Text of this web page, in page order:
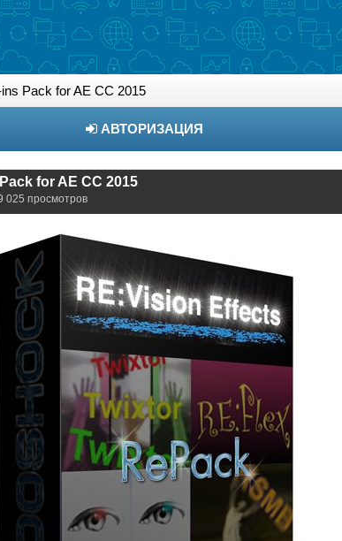
Pack for AE СС 2015
АВТОРИЗАЦИЯ
for AE СС 2015
025 просмотров